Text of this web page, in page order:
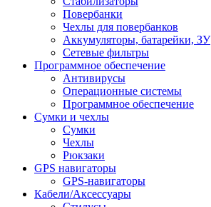
Повербанки
Чехлы для повербанков
Аккумуляторы, батарейки, ЗУ
Сетевые фильтры
Программное обеспечение
Антивирусы
Операционные системы
Программное обеспечение
Сумки и чехлы
Сумки
Чехлы
Рюкзаки
GPS навигаторы
GPS-навигаторы
Кабели/Аксессуары